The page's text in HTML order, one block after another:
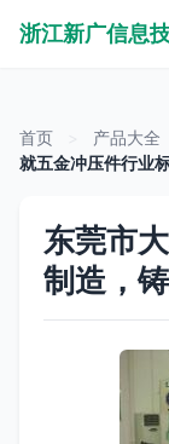
首页 产品大全
就五金冲压件行业
东莞市
制造，